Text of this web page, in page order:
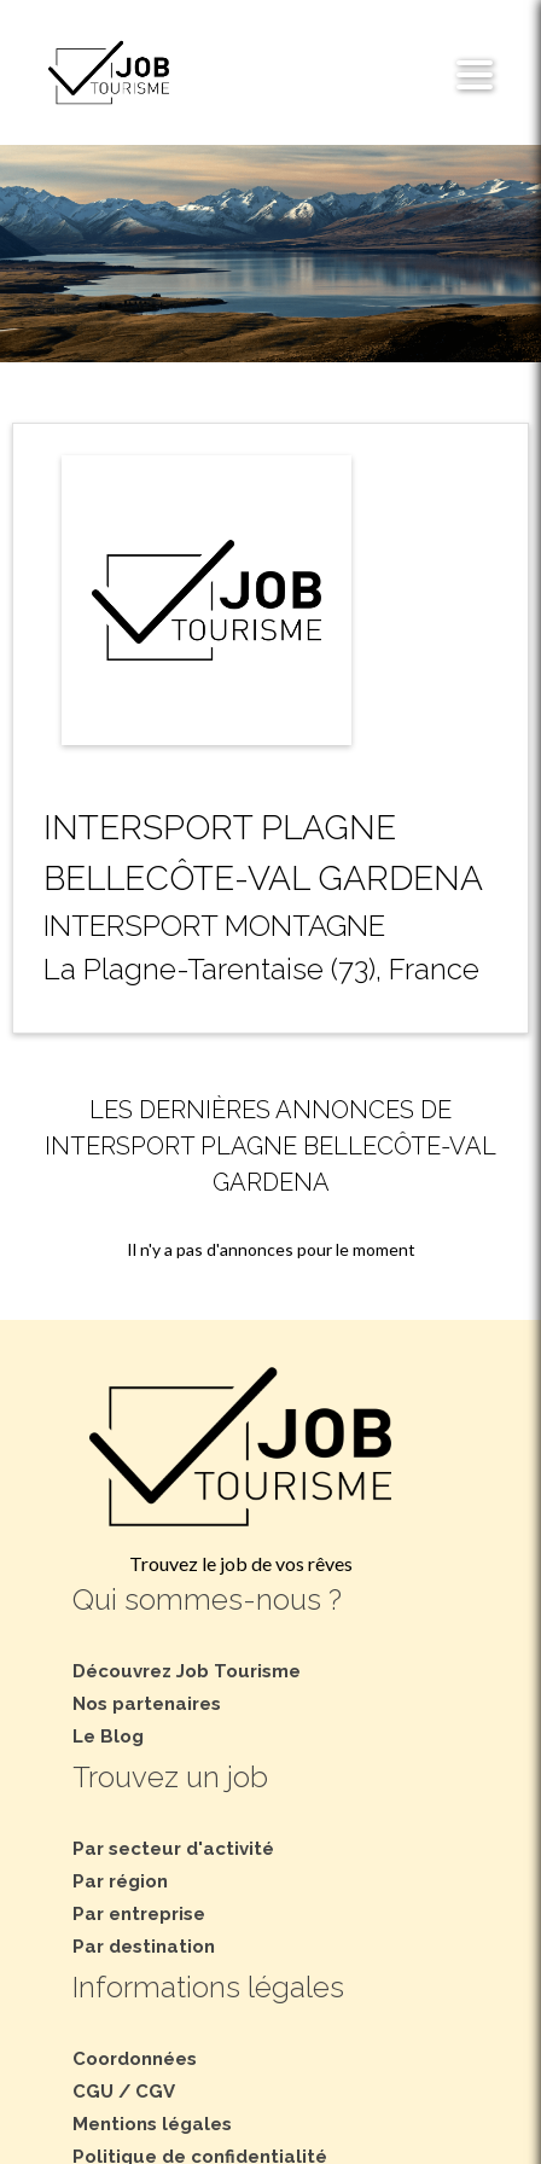
INTERSPORT PLAGNE
BELLECÔTE-VAL GARDENA
INTERSPORT MONTAGNE
La Plagne-Tarentaise (73), France
LES DERNIÈRES ANNONCES DE
INTERSPORT PLAGNE BELLECÔTE-VAL
GARDENA
Il n'y a pas d'annonces pour le moment
Trouvez le job de vos rêves
Qui sommes-nous ?
Découvrez Job Tourisme
Nos partenaires
Le Blog
Trouvez un job
Par secteur d'activité
Par région
Par entreprise
Par destination
Informations légales
Coordonnées
CGU / CGV
Mentions légales
Politique de confidentialité